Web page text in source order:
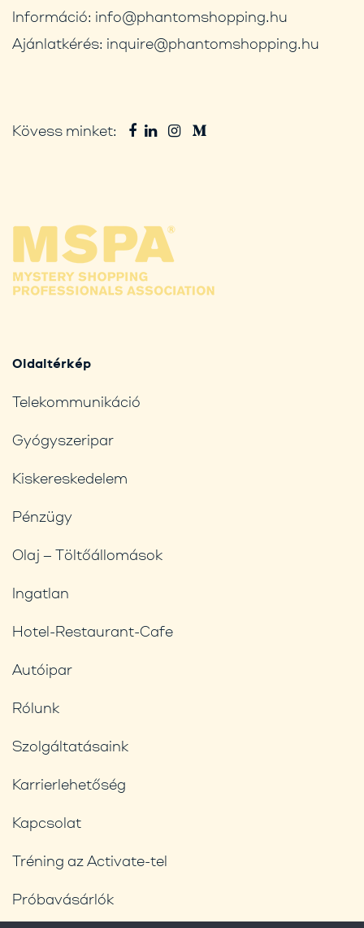
Információ: info@phantomshopping.hu
Ajánlatkérés: inquire@phantomshopping.hu
Kövess minket:
Oldaltérkép
Telekommunikáció
Gyógyszeripar
Kiskereskedelem
Pénzügy
Olaj – Töltőállomások
Ingatlan
Hotel-Restaurant-Cafe
Autóipar
Rólunk
Szolgáltatásaink
Karrierlehetőség
Kapcsolat
Tréning az Activate-tel
Próbavásárlók